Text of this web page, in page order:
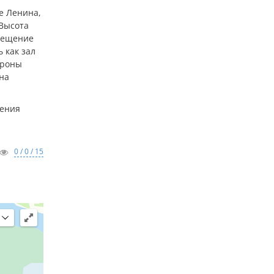
Ленина,
зал
0 / 0 / 15